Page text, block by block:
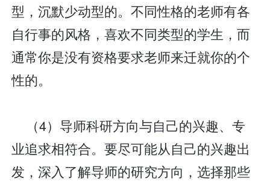
型，沉默少动型的。不同性格的老师有各
自行事的风格，喜欢不同类型的学生，而
通常你是没有资格要求老师来迁就你的个
性的。
（4）导师科研方向与自己的兴趣、专
业追求相符合。要尽可能从自己的兴趣出
发，深入了解导师的研究方向，选择那些